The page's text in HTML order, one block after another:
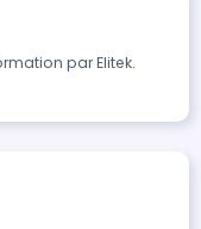
par Elitek.